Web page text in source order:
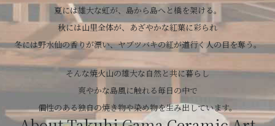
夏には雄大な虹が、島から島へと橋を架ける。
秋には山里全体が、あざやかな紅葉に彩られ
冬には野水仙の香りが漂い、ヤブツバキの紅が道行く人の目を奪う。
そんな焼火山の雄大な自然と共に暮らし
爽やかな島風に触れる毎日の中で
個性のある独自の焼き物や染め物を生み出しています。